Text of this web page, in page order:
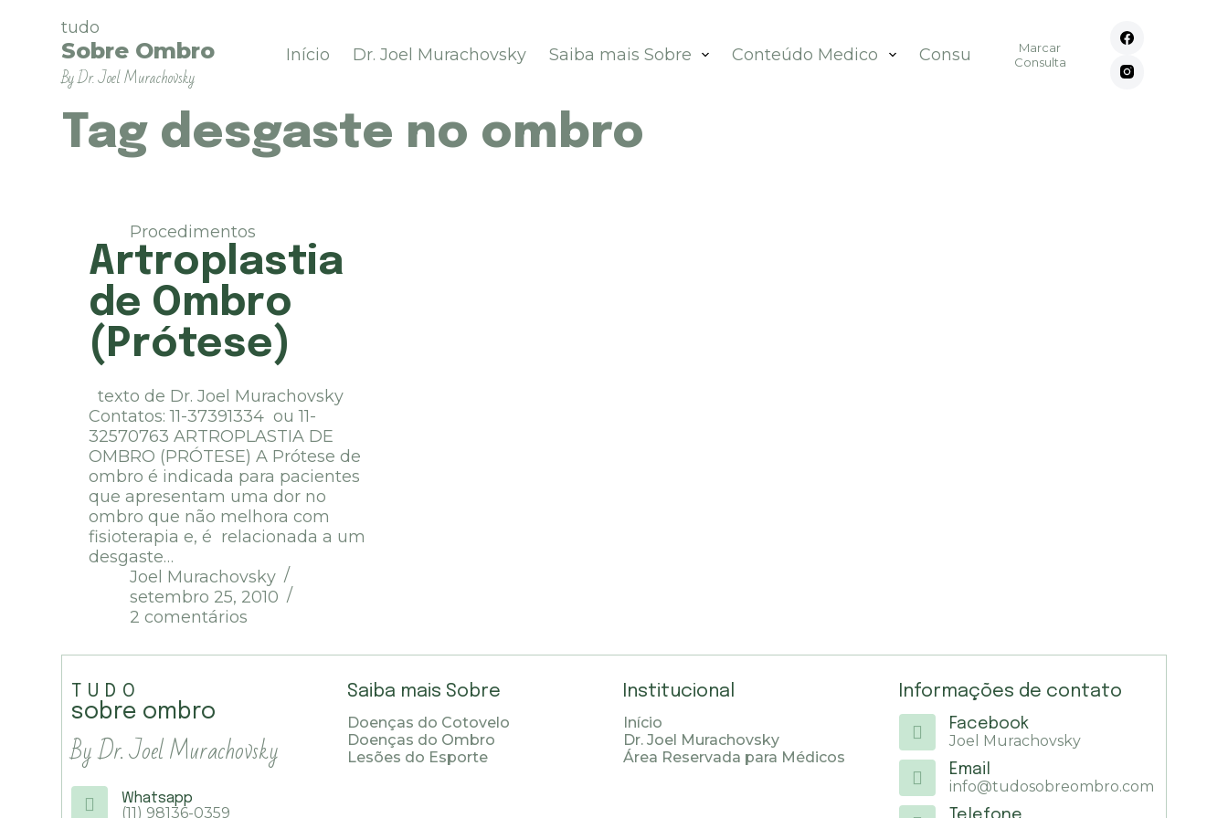
tudo
Sobre Ombro
By Dr. Joel Murachovsky
Início Dr. Joel Murachovsky Saiba mais Sobre Conteúdo Medico Consultórios Contato
Marcar
Consulta
Tag desgaste no ombro
Procedimentos
Artroplastia
de Ombro
(Prótese)
texto de Dr. Joel Murachovsky
Contatos: 11-37391334 ou 11-
32570763 ARTROPLASTIA DE
OMBRO (PRÓTESE) A Prótese de
ombro é indicada para pacientes
que apresentam uma dor no
ombro que não melhora com
fisioterapia e, é relacionada a um
desgaste…
Joel Murachovsky
setembro 25, 2010
2 comentários
TUDO
sobre ombro
By Dr. Joel Murachovsky
Whatsapp
(11) 98136-0359
Saiba mais Sobre
Doenças do Cotovelo
Doenças do Ombro
Lesões do Esporte
Institucional
Início
Dr. Joel Murachovsky
Área Reservada para Médicos
Informações de contato
Facebook
Joel Murachovsky
Email
info@tudosobreombro.com